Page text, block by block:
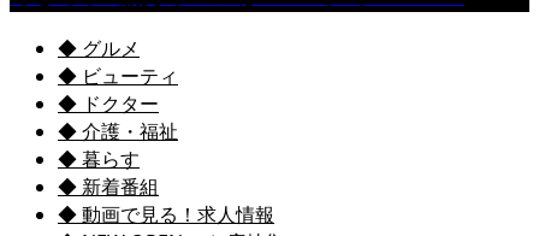
◆ グルメ
◆ ビューティ
◆ ドクター
◆ 介護・福祉
◆ 暮らす
◆ 新着番組
◆ 動画で見る！求人情報